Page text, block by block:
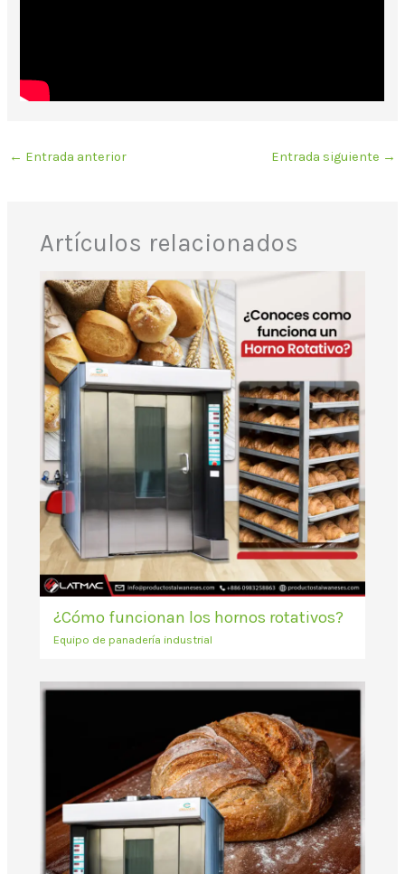
← Entrada anterior Entrada siguiente →
Artículos relacionados
¿Cómo funcionan los hornos rotativos?
Equipo de panadería industrial